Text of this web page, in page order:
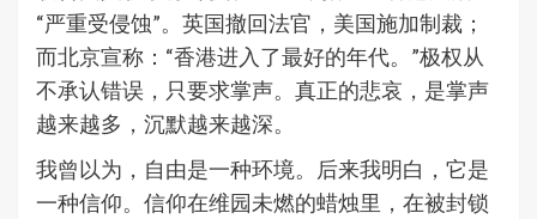
“严重受侵蚀”。英国撤回法官，美国施加制裁；
而北京宣称：“香港进入了最好的年代。”极权从
不承认错误，只要求掌声。真正的悲哀，是掌声
越来越多，沉默越来越深。
我曾以为，自由是一种环境。后来我明白，它是
一种信仰。信仰在维园未燃的蜡烛里，在被封锁